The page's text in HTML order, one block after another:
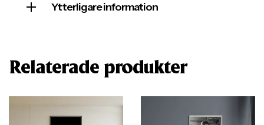
Ytterligare information
Relaterade produkter